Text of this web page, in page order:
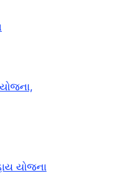
યોજના